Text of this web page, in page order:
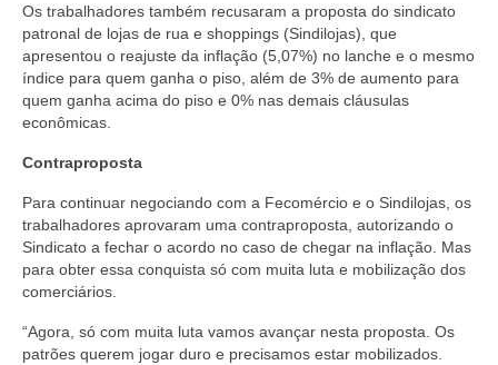
BENEFÍCIOS
Sede social
Colônia de férias
Refeitórios
Convênios
Dependentes
Benefício Social Familiar
FIQUE POR DENTRO
Os trabalhadores também recusaram a proposta do sindicato
patronal de lojas de rua e shoppings (Sindilojas), que
apresentou o reajuste da inflação (5,07%) no lanche e o mesmo
índice para quem ganha o piso, além de 3% de aumento para
quem ganha acima do piso e 0% nas demais cláusulas
econômicas.
Contraproposta
Para continuar negociando com a Fecomércio e o Sindilojas, os
trabalhadores aprovaram uma contraproposta, autorizando o
Sindicato a fechar o acordo no caso de chegar na inflação. Mas
para obter essa conquista só com muita luta e mobilização dos
comerciários.
“Agora, só com muita luta vamos avançar nesta proposta. Os
patrões querem jogar duro e precisamos estar mobilizados.